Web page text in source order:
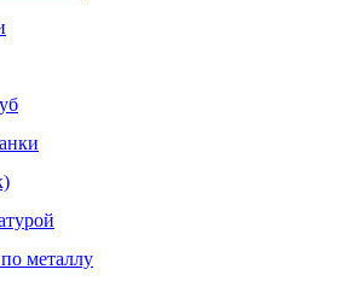
металлу